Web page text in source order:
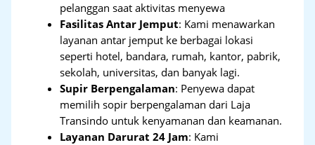
pelanggan saat aktivitas menyewa
Fasilitas Antar Jemput: Kami menawarkan
layanan antar jemput ke berbagai lokasi
seperti hotel, bandara, rumah, kantor, pabrik,
sekolah, universitas, dan banyak lagi.
Supir Berpengalaman: Penyewa dapat
memilih sopir berpengalaman dari Laja
Transindo untuk kenyamanan dan keamanan.
Layanan Darurat 24 Jam: Kami